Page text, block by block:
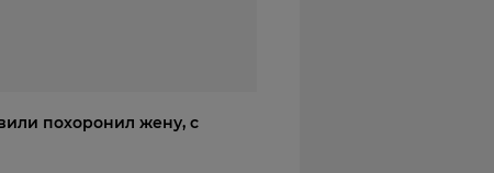
похоронил жену, с